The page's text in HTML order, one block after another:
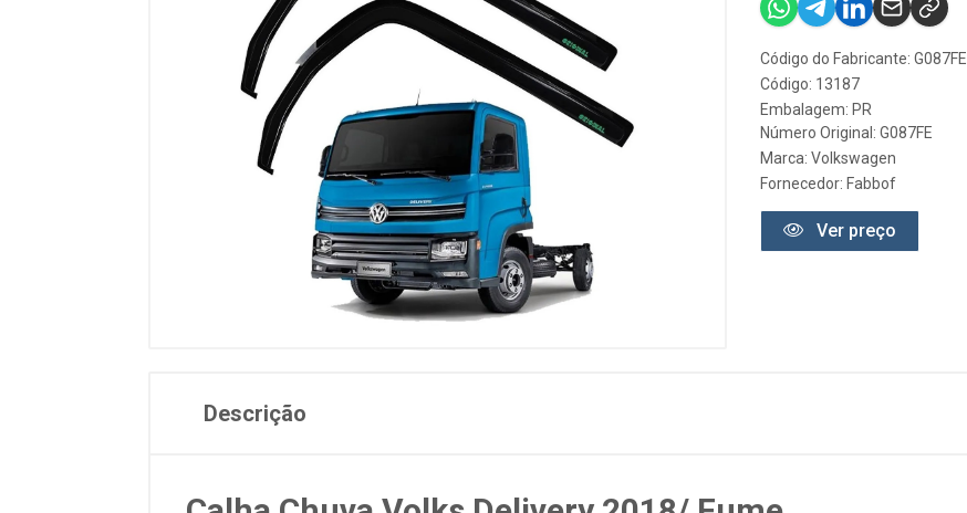
Código do Fabricante: G087FE
Código: 13187
Embalagem: PR
Número Original: G087FE
Marca: Volkswagen
Fornecedor: Fabbof
Ver preço
Descrição